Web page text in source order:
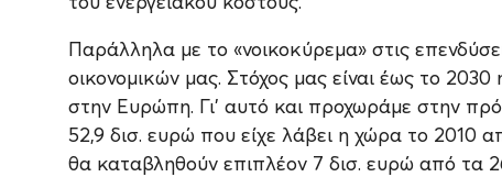
Παράλληλα με το «νοικοκύρεμα» στις
οικονομικών μας. Στόχος μας είναι έως το
στην Ευρώπη. Γι’ αυτό και προχωράμε στην
52,9 δισ. ευρώ που είχε λάβει η χώρα το 2010
θα καταβληθούν επιπλέον 7 δισ. ευρώ από τα